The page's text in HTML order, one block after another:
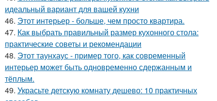
идеальный вариант для вашей кухни
46. Этот интерьер - больше, чем просто квартира.
47. Как выбрать правильный размер кухонного стола:
практические советы и рекомендации
48. Этот таунхаус - пример того, как современный
интерьер может быть одновременно сдержанным и
тёплым.
49. Украсьте детскую комнату дешево: 10 практичных